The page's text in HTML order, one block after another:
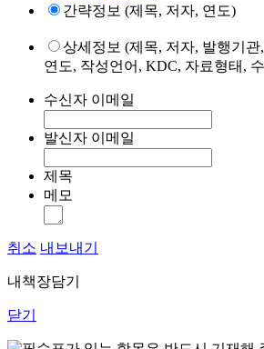
간략정보 (제목, 저자, 연도)
상세정보 (제목, 저자, 발행기
연도, 작성언어, KDC, 자료형태,
수신자 이메일
발신자 이메일
제목
메모
취소 내보내기
내책장담기
닫기